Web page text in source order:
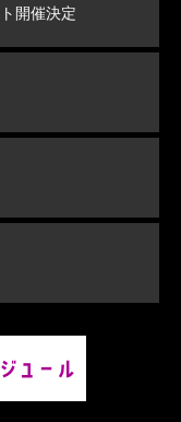
開催決定